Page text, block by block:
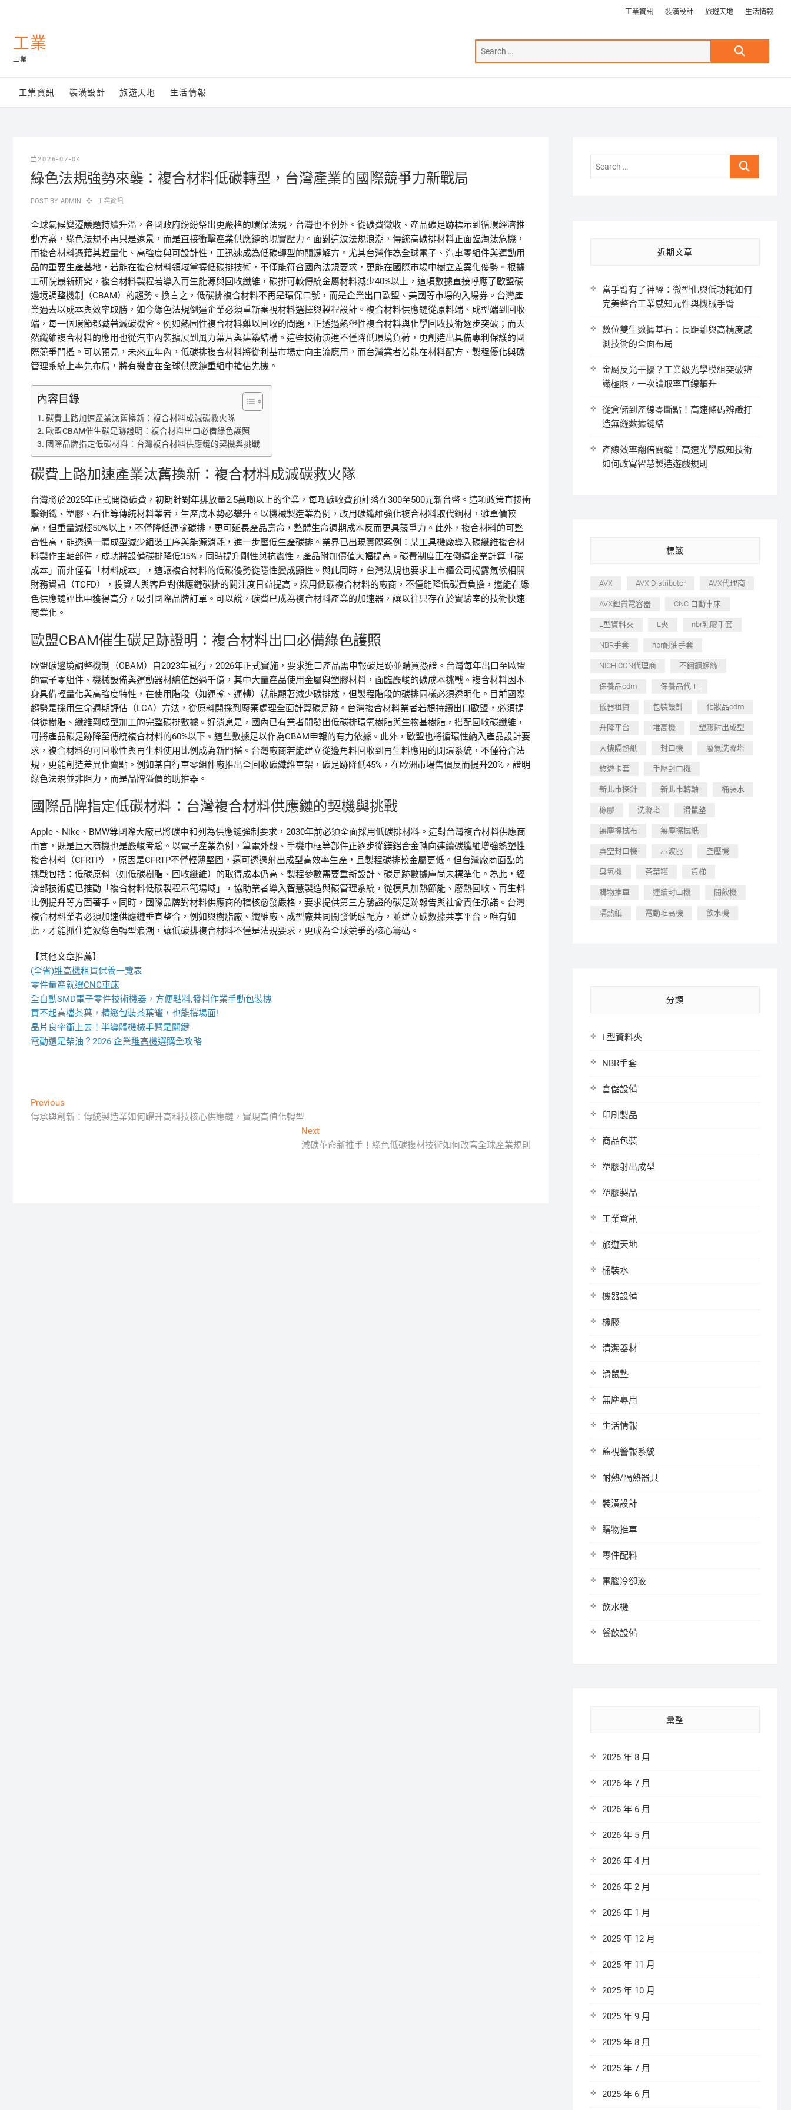
content
工業資訊 裝潢設計 旅遊天地 生活情報
工業
工業
Search
工業資訊 裝潢設計 旅遊天地 生活情報
2026-07-04
綠色法規強勢來襲：複合材料低碳轉型，台灣產業的國際競爭力新戰局
POST BY ADMIN 工業資訊
全球氣候變遷議題持續升溫，各國政府紛紛祭出更嚴格的環保法規，台灣也不例外。從碳費徵收、產品碳足跡標示到循環經濟推
動方案，綠色法規不再只是遠景，而是直接衝擊產業供應鏈的現實壓力。面對這波法規浪潮，傳統高碳排材料正面臨淘汰危機，
而複合材料憑藉其輕量化、高強度與可設計性，正迅速成為低碳轉型的關鍵解方。尤其台灣作為全球電子、汽車零組件與運動用
品的重要生產基地，若能在複合材料領域掌握低碳排技術，不僅能符合國內法規要求，更能在國際市場中樹立差異化優勢。根據
工研院最新研究，複合材料製程若導入再生能源與回收纖維，碳排可較傳統金屬材料減少40%以上，這項數據直接呼應了歐盟碳
邊境調整機制（CBAM）的趨勢。換言之，低碳排複合材料不再是環保口號，而是企業出口歐盟、美國等市場的入場券。台灣產
業過去以成本與效率取勝，如今綠色法規倒逼企業必須重新審視材料選擇與製程設計。複合材料供應鏈從原料端、成型端到回收
端，每一個環節都藏著減碳機會。例如熱固性複合材料難以回收的問題，正透過熱塑性複合材料與化學回收技術逐步突破；而天
然纖維複合材料的應用也從汽車內裝擴展到風力葉片與建築結構。這些技術演進不僅降低環境負荷，更創造出具備專利保護的國
際競爭門檻。可以預見，未來五年內，低碳排複合材料將從利基市場走向主流應用，而台灣業者若能在材料配方、製程優化與碳
管理系統上率先布局，將有機會在全球供應鏈重組中搶佔先機。
內容目錄
碳費上路加速產業汰舊換新：複合材料成減碳救火隊
歐盟CBAM催生碳足跡證明：複合材料出口必備綠色護照
國際品牌指定低碳材料：台灣複合材料供應鏈的契機與挑戰
碳費上路加速產業汰舊換新：複合材料成減碳救火隊
台灣將於2025年正式開徵碳費，初期針對年排放量2.5萬噸以上的企業，每噸碳收費預計落在300至500元新台幣。這項政策直接衝
擊鋼鐵、塑膠、石化等傳統材料業者，生產成本勢必攀升。以機械製造業為例，改用碳纖維強化複合材料取代鋼材，雖單價較
高，但重量減輕50%以上，不僅降低運輸碳排，更可延長產品壽命，整體生命週期成本反而更具競爭力。此外，複合材料的可整
合性高，能透過一體成型減少組裝工序與能源消耗，進一步壓低生產碳排。業界已出現實際案例：某工具機廠導入碳纖維複合材
料製作主軸部件，成功將設備碳排降低35%，同時提升剛性與抗震性，產品附加價值大幅提高。碳費制度正在倒逼企業計算「碳
成本」而非僅看「材料成本」，這讓複合材料的低碳優勢從隱性變成顯性。與此同時，台灣法規也要求上市櫃公司揭露氣候相關
財務資訊（TCFD），投資人與客戶對供應鏈碳排的關注度日益提高。採用低碳複合材料的廠商，不僅能降低碳費負擔，還能在綠
色供應鏈評比中獲得高分，吸引國際品牌訂單。可以說，碳費已成為複合材料產業的加速器，讓以往只存在於實驗室的技術快速
商業化。
歐盟CBAM催生碳足跡證明：複合材料出口必備綠色護照
歐盟碳邊境調整機制（CBAM）自2023年試行，2026年正式實施，要求進口產品需申報碳足跡並購買憑證。台灣每年出口至歐盟
的電子零組件、機械設備與運動器材總值超過千億，其中大量產品使用金屬與塑膠材料，面臨嚴峻的碳成本挑戰。複合材料因本
身具備輕量化與高強度特性，在使用階段（如運輸、運轉）就能顯著減少碳排放，但製程階段的碳排同樣必須透明化。目前國際
趨勢是採用生命週期評估（LCA）方法，從原料開採到廢棄處理全面計算碳足跡。台灣複合材料業者若想持續出口歐盟，必須提
供從樹脂、纖維到成型加工的完整碳排數據。好消息是，國內已有業者開發出低碳排環氧樹脂與生物基樹脂，搭配回收碳纖維，
可將產品碳足跡降至傳統複合材料的60%以下。這些數據足以作為CBAM申報的有力依據。此外，歐盟也將循環性納入產品設計要
求，複合材料的可回收性與再生料使用比例成為新門檻。台灣廠商若能建立從邊角料回收到再生料應用的閉環系統，不僅符合法
規，更能創造差異化賣點。例如某自行車零組件廠推出全回收碳纖維車架，碳足跡降低45%，在歐洲市場售價反而提升20%，證明
綠色法規並非阻力，而是品牌溢價的助推器。
國際品牌指定低碳材料：台灣複合材料供應鏈的契機與挑戰
Apple、Nike、BMW等國際大廠已將碳中和列為供應鏈強制要求，2030年前必須全面採用低碳排材料。這對台灣複合材料供應商
而言，既是巨大商機也是嚴峻考驗。以電子產業為例，筆電外殼、手機中框等部件正逐步從鎂鋁合金轉向連續碳纖維增強熱塑性
複合材料（CFRTP），原因是CFRTP不僅輕薄堅固，還可透過射出成型高效率生產，且製程碳排較金屬更低。但台灣廠商面臨的
挑戰包括：低碳原料（如低碳樹脂、回收纖維）的取得成本仍高、製程參數需要重新設計、碳足跡數據庫尚未標準化。為此，經
濟部技術處已推動「複合材料低碳製程示範場域」，協助業者導入智慧製造與碳管理系統，從模具加熱節能、廢熱回收、再生料
比例提升等方面著手。同時，國際品牌對材料供應商的稽核愈發嚴格，要求提供第三方驗證的碳足跡報告與社會責任承諾。台灣
複合材料業者必須加速供應鏈垂直整合，例如與樹脂廠、纖維廠、成型廠共同開發低碳配方，並建立碳數據共享平台。唯有如
此，才能抓住這波綠色轉型浪潮，讓低碳排複合材料不僅是法規要求，更成為全球競爭的核心籌碼。
【其他文章推薦】
(全省)堆高機租賃保養一覽表
零件量產就選CNC車床
全自動SMD電子零件技術機器 ，方便點料,發料作業手動包裝機
買不起高檔茶葉，精緻包裝茶葉罐 ，也能撐場面!
晶片良率衝上去！ 半導體機械手臂是關鍵
電動還是柴油？2026 企業堆高機選購全攻略
文
章
Previous
post:
傳承與創新：傳統製造業如何躍升高科技核心供應鏈，實現高值化轉型
NextNext
post:
減碳革命新推手！綠色低碳複材技術如何改寫全球產業規則
Search
近期文章
當手臂有了神經：微型化與低功耗如何
完美整合工業感知元件與機械手臂
數位雙生數據基石：長距離與高精度感
測技術的全面布局
金屬反光干擾？工業級光學模組突破辨
識極限，一次讀取率直線攀升
從倉儲到產線零斷點！高速條碼辨識打
造無縫數據鏈結
產線效率翻倍關鍵！高速光學感知技術
如何改寫智慧製造遊戲規則
標籤
AVX AVX Distributor AVX代理商
AVX鉭質電容器 CNC 自動車床
L型資料夾 L夾 nbr乳膠手套
NBR手套 nbr耐油手套
NICHICON代理商 不鏽鋼螺絲
保養品odm 保養品代工
儀器租賃 包裝設計 化妝品odm
升降平台 堆高機 塑膠射出成型
大樓隔熱紙 封口機 廢氣洗滌塔
悠遊卡套 手壓封口機
新北市探針 新北市轉軸 桶裝水
橡膠 洗滌塔 滑鼠墊
無塵擦拭布 無塵擦拭紙
真空封口機 示波器 空壓機
臭氧機 茶葉罐 貨梯
購物推車 連續封口機 開飲機
隔熱紙 電動堆高機 飲水機
分類
L型資料夾
NBR手套
倉儲設備
印刷製品
商品包裝
塑膠射出成型
塑膠製品
工業資訊
旅遊天地
桶裝水
機器設備
橡膠
清潔器材
滑鼠墊
無塵專用
生活情報
監視警報系統
耐熱/隔熱器具
裝潢設計
購物推車
零件配料
電腦冷卻液
飲水機
餐飲設備
彙整
2026 年 8 月
2026 年 7 月
2026 年 6 月
2026 年 5 月
2026 年 4 月
2026 年 2 月
2026 年 1 月
2025 年 12 月
2025 年 11 月
2025 年 10 月
2025 年 9 月
2025 年 8 月
2025 年 7 月
2025 年 6 月